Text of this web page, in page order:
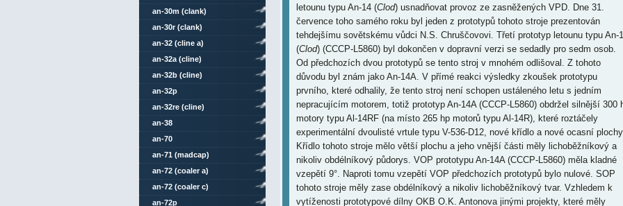
letounu typu An-14 (Clod) usnadňovat provoz ze zasněžených VPD. Dne 31.
července toho samého roku byl jeden z prototypů tohoto stroje prezentován
tehdejšímu sovětskému vůdci N.S. Chruščovovi. Třetí prototyp letounu typu An-
(Clod) (CCCP-L5860) byl dokončen v dopravní verzi se sedadly pro sedm osob.
Od předchozích dvou prototypů se tento stroj v mnohém odlišoval. Z tohoto
důvodu byl znám jako An-14A. V přímé reakci výsledky zkoušek prototypu
prvního, které odhalily, že tento stroj není schopen ustáleného letu s jedním
nepracujícím motorem, totiž prototyp An-14A (CCCP-L5860) obdržel silnější 300
motory typu Al-14RF (na místo 265 hp motorů typu Al-14R), které roztáčely
experimentální dvoulisté vrtule typu V-536-D12, nové křídlo a nové ocasní
Křídlo tohoto stroje mělo větší plochu a jeho vnější části měly lichoběžníkový a
nikoliv obdélníkový půdorys. VOP prototypu An-14A (CCCP-L5860) měla kladné
vzepětí 9°. Naproti tomu vzepětí VOP předchozích prototypů bylo nulové. SOP
tohoto stroje měly zase obdélníkový a nikoliv lichoběžníkový tvar. Vzhledem k
vytíženosti prototypové dílny OKB O.K. Antonova jinými projekty, které měly
an-30m (clank)
an-30r (clank)
an-32 (cline a)
an-32a (cline)
an-32b (cline)
an-32p
an-32re (cline)
an-38
an-70
an-71 (madcap)
an-72 (coaler a)
an-72 (coaler c)
an-72p